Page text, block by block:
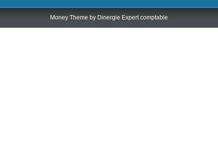
Money Theme by Dinergie Expert comptable